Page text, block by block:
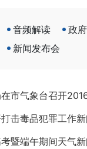
音频解读
政
新闻发布会
象台召开2016年中秋天
击毒品犯罪工作
暨端午期间天气